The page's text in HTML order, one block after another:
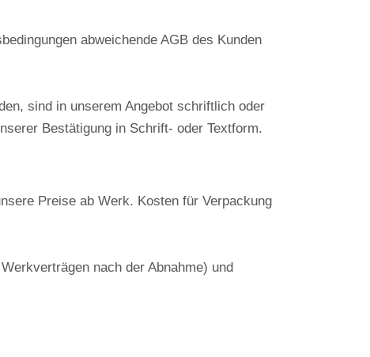
abweichende AGB des Kunden
sind in unserem Angebot schriftlich oder
Bestätigung in Schrift- oder Textform.
Preise ab Werk. Kosten für Verpackung
nach der Abnahme) und